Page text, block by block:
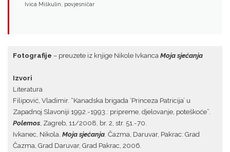
Ivica Miškulin, povjesničar
Fotografije – preuzete iz knjige Nikole Ivkanca Moja sjećanja
Izvori
Literatura
Filipović, Vladimir. “Kanadska brigada ‘Princeza Patricija’ u
Zapadnoj Slavoniji 1992.-1993.: pripreme, djelovanje, poteškoće”.
Polemos , Zagreb, 11/2008, br. 2, str. 51.-70.
Ivkanec, Nikola. Moja sjećanja . Čazma, Daruvar, Pakrac: Grad
Čazma, Grad Daruvar, Grad Pakrac, 2006.